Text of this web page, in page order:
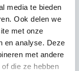
media te bieden
Ook delen we
met onze
en analyse. Deze
met andere
die ze hebben